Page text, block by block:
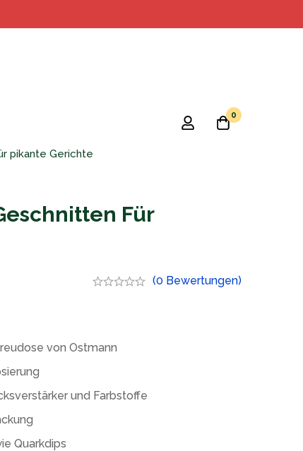
0
pikante Gerichte
Für
(0 Bewertungen)
von Ostmann
und Farbstoffe
Quarkdips